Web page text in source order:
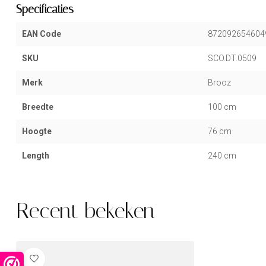
Specificaties
EAN Code
SKU SCO.DT.0509
Merk Brooz
Breedte 100 cm
Hoogte 76 cm
Length 240 cm
Recent bekeken